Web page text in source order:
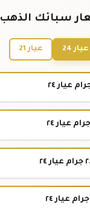
سبائك الذهب
عيار 24 عيار 21